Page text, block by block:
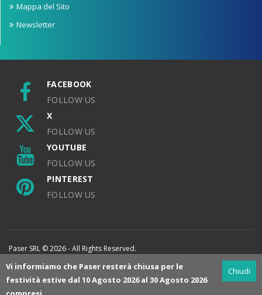
Mappa del Sito
Newsletter
FACEBOOK
FOLLOW US
X
FOLLOW US
YOUTUBE
FOLLOW US
PINTEREST
FOLLOW US
Paser SRL © 2026 - All Rights Reserved.
Chiudi
Vi informiamo che Paser resterà chiusa per le
festività estive dal 10 Agosto 2026 al 30 Agosto 2026